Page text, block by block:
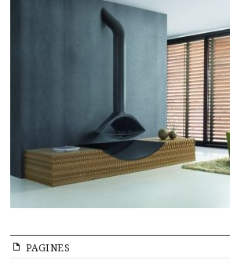
PAGINES